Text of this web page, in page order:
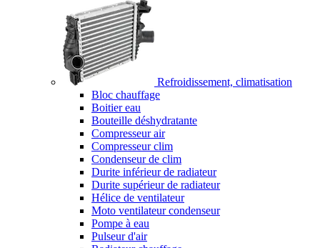
Refroidissement, climatisation
Bloc chauffage
Boitier eau
Bouteille déshydratante
Compresseur air
Compresseur clim
Condenseur de clim
Durite inférieur de radiateur
Durite supérieur de radiateur
Hélice de ventilateur
Moto ventilateur condenseur
Pompe à eau
Pulseur d'air